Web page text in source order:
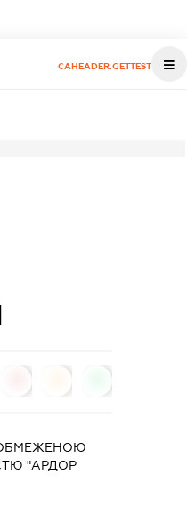
CAHEADER.GETTEST
"АРДОР